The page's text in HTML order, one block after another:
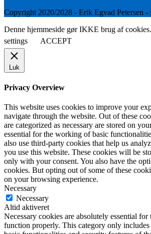
Copyright 2020/2028 - Erik Egvad Petersen -
Denne hjemmeside gør IKKE brug af cookies.
settings
ACCEPT
Luk
Privacy Overview
This website uses cookies to improve your
navigate through the website. Out of these
are categorized as necessary are stored on
essential for the working of basic
also use third-party cookies that help us
you use this website. These cookies will be
only with your consent. You also have the
cookies. But opting out of some of these
on your browsing experience.
Necessary
Necessary
Altid aktiveret
Necessary cookies are absolutely essential for
function properly. This category only includes